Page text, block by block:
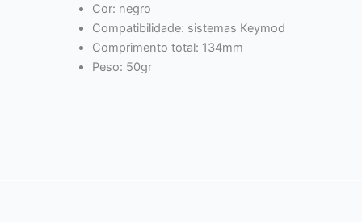
Cor: negro
Compatibilidade: sistemas Keymod
Comprimento total: 134mm
Peso: 50gr